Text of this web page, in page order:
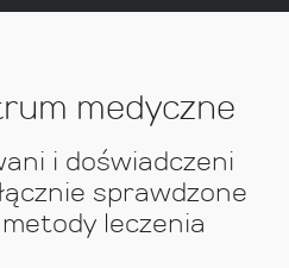
medyczne
i doświadczeni
sprawdzone
leczenia